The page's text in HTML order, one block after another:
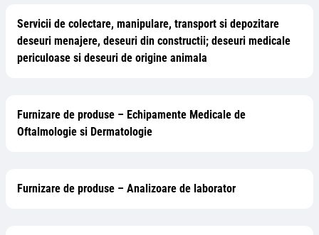
Servicii de colectare, manipulare, transport si depozitare
deseuri menajere, deseuri din constructii; deseuri medicale
periculoase si deseuri de origine animala
Furnizare de produse – Echipamente Medicale de
Oftalmologie si Dermatologie
Furnizare de produse – Analizoare de laborator